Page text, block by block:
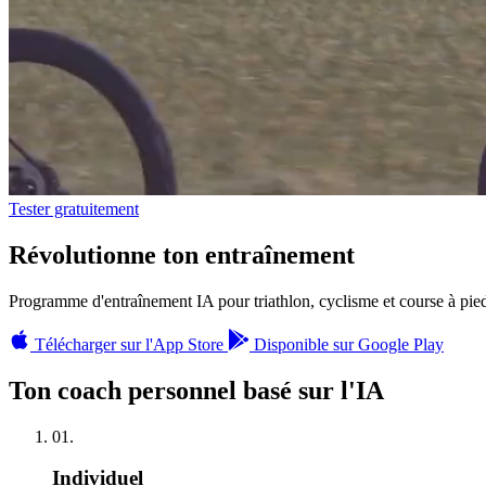
Tester gratuitement
Révolutionne ton entraînement
Programme d'entraînement IA pour triathlon, cyclisme et course à
Télécharger sur l'App Store Disponible sur Google Play
Ton coach personnel basé sur l'IA
01.
Individuel